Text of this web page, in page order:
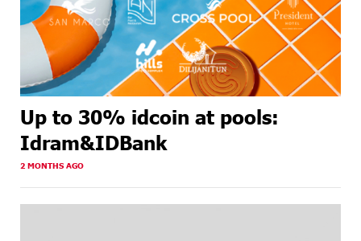
Up to 30% idcoin at pools:
Idram&IDBank
2 MONTHS AGO